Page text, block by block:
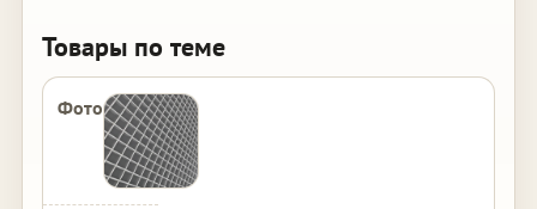
Товары по теме